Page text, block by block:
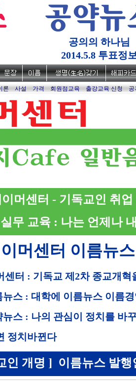
공의의 하나님
2014.5.8 투표정
론 사설 가격 회원점교육 출강교육 신청 공
머센터 - 기독교인 취
무 교육 : 나는 언제나
머센터 이름뉴
센터 : 기독교 제2차 종교개
뉴스 : 대학에 이름뉴스 이름
뉴스 : 나의 관심이 정치를 바
정치바뀐다
개명 ] 이름뉴스 발행